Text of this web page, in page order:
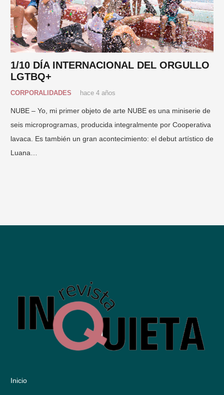
1/10 DÍA INTERNACIONAL DEL ORGULLO
LGTBQ+
CORPORALIDADES hace 4 años
NUBE – Yo, mi primer objeto de arte NUBE es una miniserie de
seis microprogramas, producida integralmente por Cooperativa
lavaca. Es también un gran acontecimiento: el debut artístico de
Luana…
Inicio